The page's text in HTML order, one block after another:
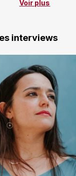
Voir plus
interviews